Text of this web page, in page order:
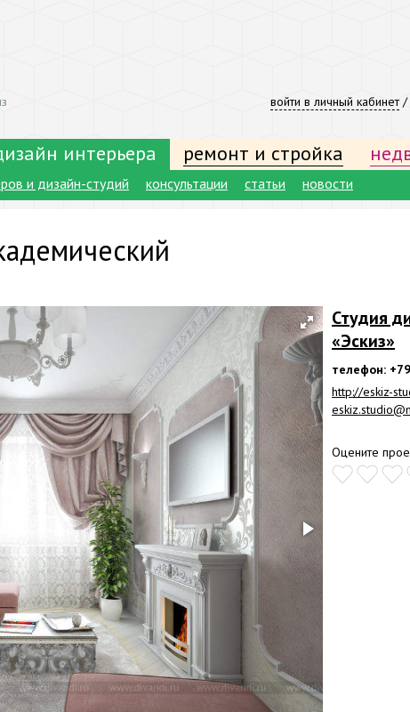
войти в личный кабинет/
интерьера ремонт и стройка
и дизайн-студий консультации статьи новости
Студия
«Эскиз»
телефон:
http://eskiz-
Оцените